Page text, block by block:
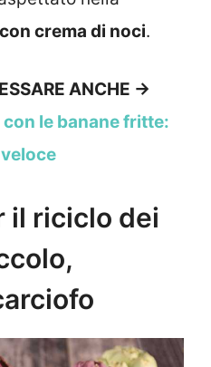
crema di noci.
ANCHE ->
le banane fritte:
il riciclo dei